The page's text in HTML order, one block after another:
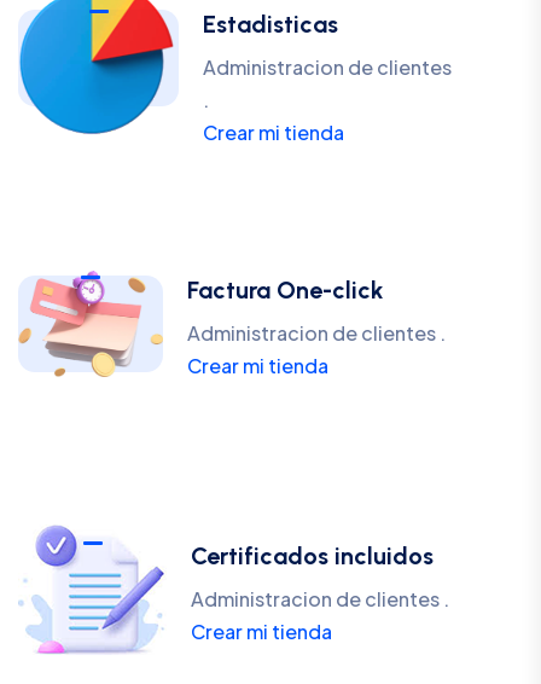
Estadisticas
Administracion de clientes
.
Crear mi tienda
Factura One-click
Administracion de clientes .
Crear mi tienda
Certificados incluidos
Administracion de clientes .
Crear mi tienda